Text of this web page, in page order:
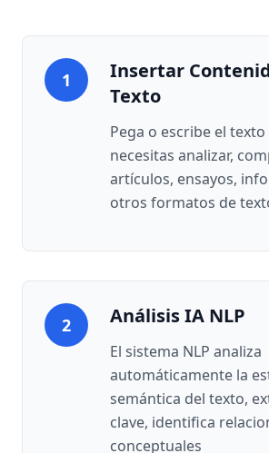
1
Insertar
Texto
Pega o escribe el
necesitas analizar,
artículos, ensayos,
otros formatos de
2 Análisis IA NLP
El sistema NLP analiza
automáticamente la
semántica del texto,
clave, identifica
conceptuales